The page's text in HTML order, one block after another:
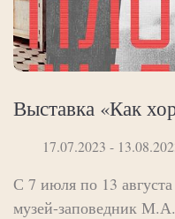
Выставка «Как
17.07.2023 -
С 7 июля по 13
музей-заповедник